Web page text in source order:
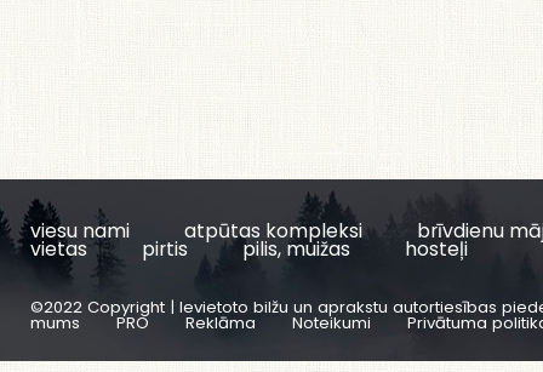
viesu nami atpūtas kompleksi brīvdienu
vietas pirtis pilis, muižas hosteļi
©2022 Copyright | Ievietoto bilžu un aprakstu autortiesības
mums PRO Reklāma Noteikumi Privātuma